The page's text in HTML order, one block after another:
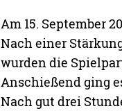
Am 15. September
Nach einer
wurden die
Anschießend ging
Nach gut drei